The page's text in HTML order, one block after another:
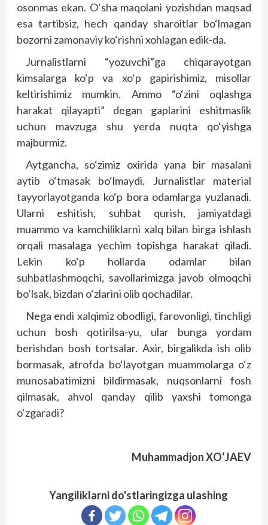
osonmas ekan. O‘sha maqolani yozishdan maqsad
esa tartibsiz, hech qanday sharoitlar bo‘lmagan
bozorni zamonaviy ko‘rishni xohlagan edik-da.
Jurnalistlarni “yozuvchi”ga chiqarayotgan
kimsalarga ko‘p va xo‘p gapirishimiz, misollar
keltirishimiz mumkin. Ammo “o‘zini oqlashga
harakat qilayapti” degan gaplarini eshitmaslik
uchun mavzuga shu yerda nuqta qo‘yishga
majburmiz.
Aytgancha, so‘zimiz oxirida yana bir masalani
aytib o‘tmasak bo‘lmaydi. Jurnalistlar material
tayyorlayotganda ko‘p bora odamlarga yuzlanadi.
Ularni eshitish, suhbat qurish, jamiyatdagi
muammo va kamchiliklarni xalq bilan birga ishlash
orqali masalaga yechim topishga harakat qiladi.
Lekin ko‘p hollarda odamlar bilan
suhbatlashmoqchi, savollarimizga javob olmoqchi
bo‘lsak, bizdan o‘zlarini olib qochadilar.
Nega endi xalqimiz obodligi, farovonligi, tinchligi
uchun bosh qotirilsa-yu, ular bunga yordam
berishdan bosh tortsalar. Axir, birgalikda ish olib
bormasak, atrofda bo‘layotgan muammolarga o‘z
munosabatimizni bildirmasak, nuqsonlarni fosh
qilmasak, ahvol qanday qilib yaxshi tomonga
o‘zgaradi?
Muhammadjon XO‘JAEV
Yangiliklarni do'stlaringizga ulashing